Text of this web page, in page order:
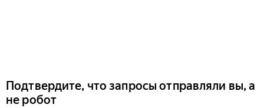
Подтвердите, что запросы отправляли вы, а
не робот